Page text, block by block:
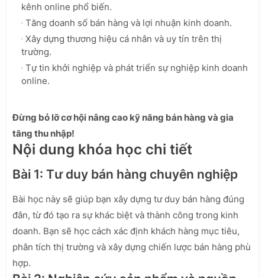
kênh online phổ biến.
Tăng doanh số bán hàng và lợi nhuận kinh doanh.
Xây dựng thương hiệu cá nhân và uy tín trên thị
trường.
Tự tin khởi nghiệp và phát triển sự nghiệp kinh doanh
online.
Đừng bỏ lỡ cơ hội nâng cao kỹ năng bán hàng và gia
tăng thu nhập!
Nội dung khóa học chi tiết
Bài 1: Tư duy bán hàng chuyên nghiệp
Bài học này sẽ giúp bạn xây dựng tư duy bán hàng đúng
đắn, từ đó tạo ra sự khác biệt và thành công trong kinh
doanh. Bạn sẽ học cách xác định khách hàng mục tiêu,
phân tích thị trường và xây dựng chiến lược bán hàng phù
hợp.